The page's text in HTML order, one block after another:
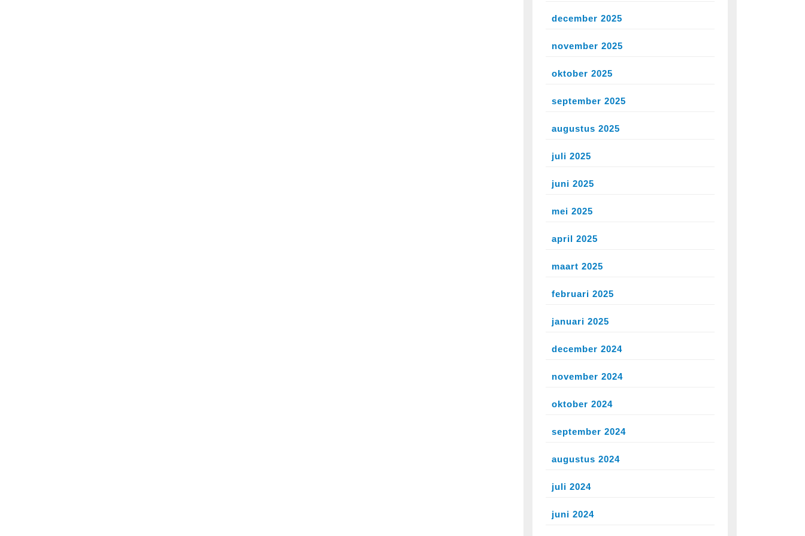
december 2025
november 2025
oktober 2025
september 2025
augustus 2025
juli 2025
juni 2025
mei 2025
april 2025
maart 2025
februari 2025
januari 2025
december 2024
november 2024
oktober 2024
september 2024
augustus 2024
juli 2024
juni 2024